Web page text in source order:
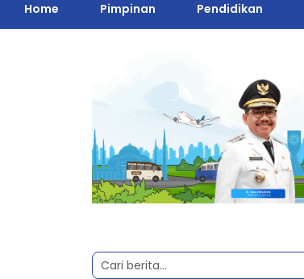
Home Pimpinan Pendidikan